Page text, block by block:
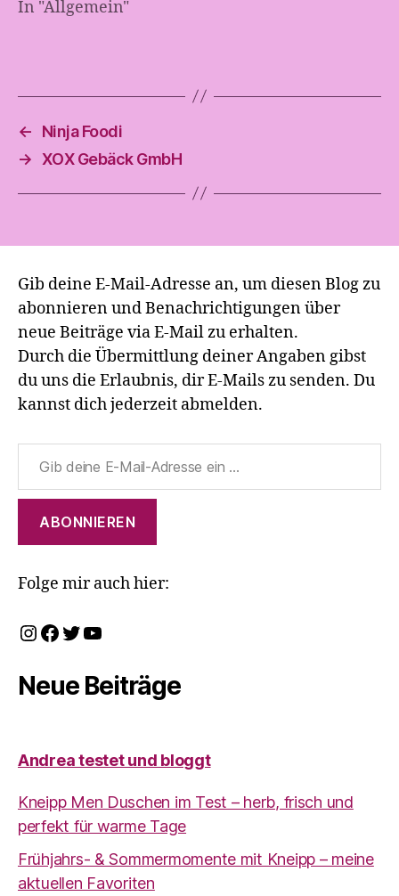
In "Allgemein"
←
Ninja Foodi
→ XOX Gebäck GmbH
Gib deine E-Mail-Adresse an, um diesen Blog zu
abonnieren und Benachrichtigungen über
neue Beiträge via E-Mail zu erhalten.
Durch die Übermittlung deiner Angaben gibst
du uns die Erlaubnis, dir E-Mails zu senden. Du
kannst dich jederzeit abmelden.
Gib deine E-Mail-Adresse ein ...
ABONNIEREN
Folge mir auch hier:
Instagram
Facebook
Twitter
YouTube
Neue Beiträge
Andrea testet und bloggt
Kneipp Men Duschen im Test – herb, frisch und
perfekt für warme Tage
Frühjahrs- & Sommermomente mit Kneipp – meine
aktuellen Favoriten